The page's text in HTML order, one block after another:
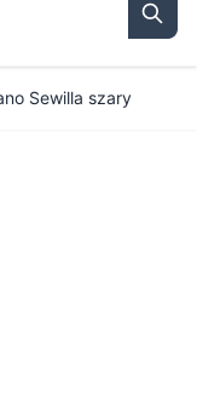
Sewilla szary